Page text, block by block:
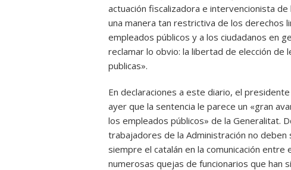
actuación fiscalizadora e intervencionista
una manera tan restrictiva de los derechos
empleados públicos y a los ciudadanos en
reclamar lo obvio: la libertad de elección de
publicas».
En declaraciones a este diario, el
ayer que la sentencia le parece un «gran
los empleados públicos» de la Generalitat.
trabajadores de la Administración no
siempre el catalán en la comunicación entre
numerosas quejas de funcionarios que han